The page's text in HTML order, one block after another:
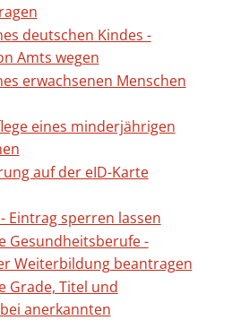
deutschen Kindes -
Amts wegen
erwachsenen Menschen
eines minderjährigen
auf der eID-Karte
Eintrag sperren lassen
Gesundheitsberufe -
Weiterbildung beantragen
Grade, Titel und
anerkannten